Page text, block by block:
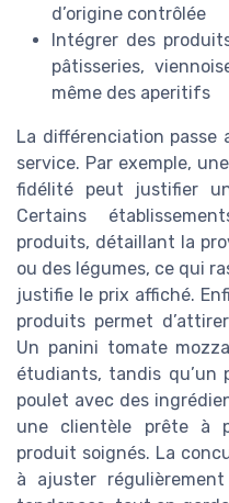
d’origine contrôlée
Intégrer des
pâtisseries,
même des aperitifs
La différenciation passe
service. Par exemple,
fidélité peut justifier
Certains
produits, détaillant la
ou des légumes, ce qui
justifie le prix affiché.
produits permet
Un panini tomate
étudiants, tandis qu’un
poulet avec des
une clientèle prête à
produit soignés. La
à ajuster